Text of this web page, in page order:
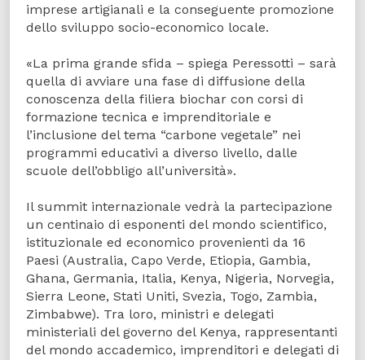
imprese artigianali e la conseguente promozione
dello sviluppo socio-economico locale.
«La prima grande sfida – spiega Peressotti – sarà
quella di avviare una fase di diffusione della
conoscenza della filiera biochar con corsi di
formazione tecnica e imprenditoriale e
l’inclusione del tema “carbone vegetale” nei
programmi educativi a diverso livello, dalle
scuole dell’obbligo all’università».
Il summit internazionale vedrà la partecipazione
un centinaio di esponenti del mondo scientifico,
istituzionale ed economico provenienti da 16
Paesi (Australia, Capo Verde, Etiopia, Gambia,
Ghana, Germania, Italia, Kenya, Nigeria, Norvegia,
Sierra Leone, Stati Uniti, Svezia, Togo, Zambia,
Zimbabwe). Tra loro, ministri e delegati
ministeriali del governo del Kenya, rappresentanti
del mondo accademico, imprenditori e delegati di